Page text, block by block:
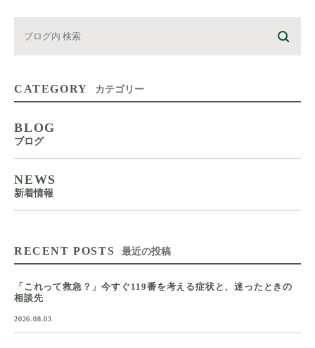
CATEGORY カテゴリー
BLOG
ブログ
NEWS
新着情報
RECENT POSTS 最近の投稿
「これって救急？」今すぐ119番を考える症状と、迷ったときの
相談先
2026.08.03